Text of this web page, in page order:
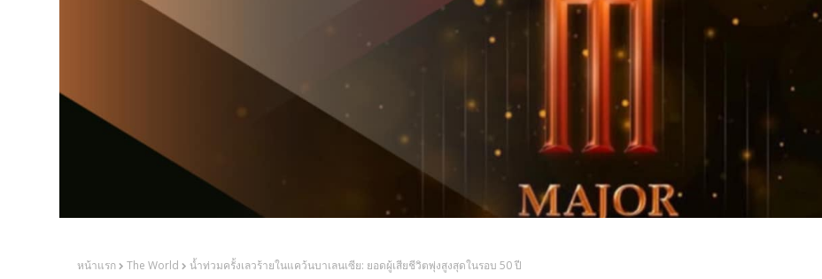
หน้าแรก The World น้ำท่วมครั้งเลวร้ายในแคว้นบาเลนเซีย: ยอดผู้เสียชีวิตพุ่งสูงสุดในรอบ 50 ปี